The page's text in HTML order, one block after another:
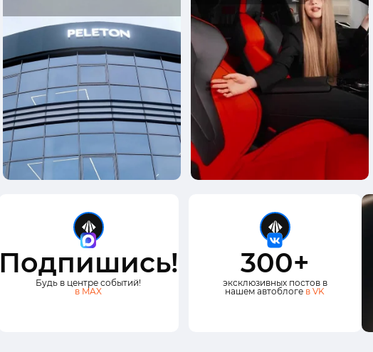
Подпишись!
Будь в центре событий!
в MAX
300+
эксклюзивных постов в
нашем автоблоге в VK